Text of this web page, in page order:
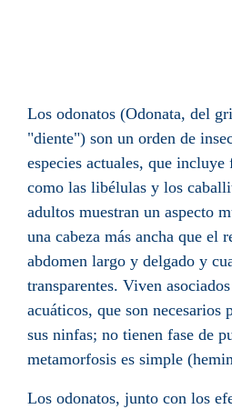
Los odonatos (Odonata, del
"diente") son un orden de
especies actuales, que
como las libélulas y los
adultos muestran un aspecto
una cabeza más ancha que el
abdomen largo y delgado y
transparentes. Viven
acuáticos, que son necesarios
sus ninfas; no tienen fase de
metamorfosis es simple
Los odonatos, junto con los